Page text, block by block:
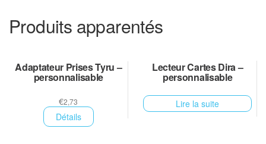
Produits apparentés
Adaptateur Prises Tyru –
personnalisable
€2,73
Détails
Lecteur Cartes Dira –
personnalisable
Lire la suite